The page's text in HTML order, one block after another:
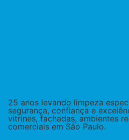
25 anos levando limpeza
segurança, confiança e
vitrines, fachadas, ambientes
comerciais em São Paulo.